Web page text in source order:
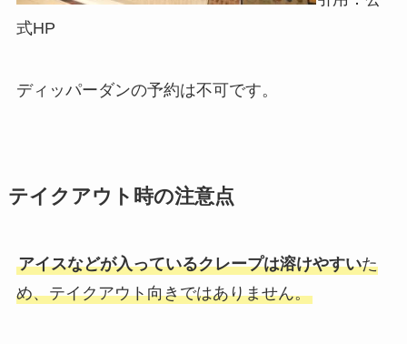
式HP
ディッパーダンの予約は不可です。
テイクアウト時の注意点
アイスなどが入っているクレープは溶けやすいた
め、テイクアウト向きではありません。